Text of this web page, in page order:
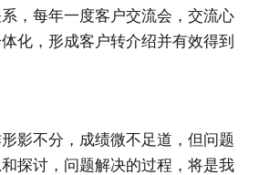
，每年一度客户交流会，交流心
化，形成客户转介绍并有效得到
影不分，成绩微不足道，但问题
探讨，问题解决的过程，将是我